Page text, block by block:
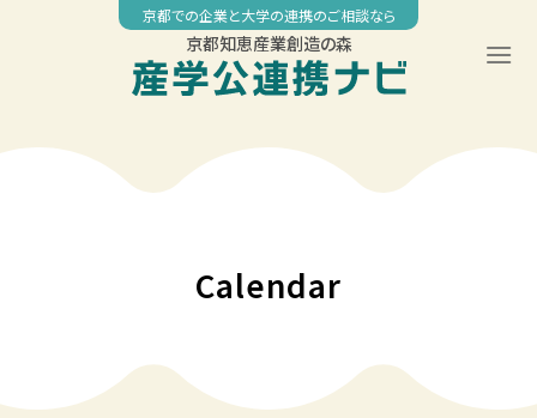
京都での企業と大学の連携のご相談なら
京都知恵産業創造の森
Calendar
04:00